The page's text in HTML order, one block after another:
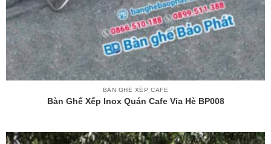
BÀN GHẾ XẾP CAFE
Bàn Ghế Xếp Inox Quán Cafe Vỉa Hè BP008